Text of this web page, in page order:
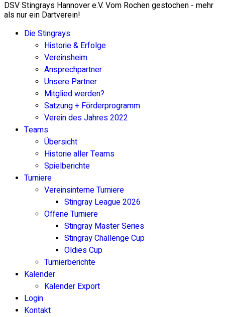
DSV Stingrays Hannover e.V. Vom Rochen gestochen - mehr
als nur ein Dartverein!
Die Stingrays
Historie & Erfolge
Vereinsheim
Ansprechpartner
Unsere Partner
Mitglied werden?
Satzung + Förderprogramm
Verein des Jahres 2022
Teams
Übersicht
Historie aller Teams
Spielberichte
Turniere
Vereinsinterne Turniere
Stingray League 2026
Offene Turniere
Stingray Master Series
Stingray Challenge Cup
Oldies Cup
Turnierberichte
Kalender
Kalender Export
Login
Kontakt